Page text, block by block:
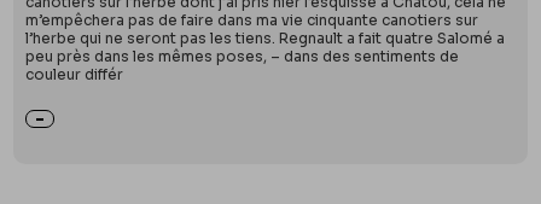
m’empêchera pas de faire dans ma vie cinquante canotiers sur
l’herbe qui ne seront pas les tiens. Regnault a fait quatre Salomé a
peu près dans les mêmes poses, – dans des sentiments de
couleur différ